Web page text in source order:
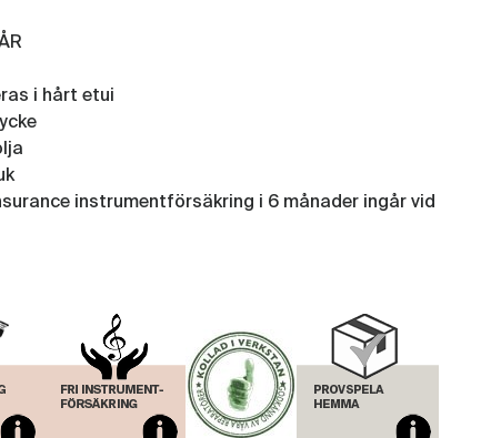
i hårt etui
instrumentförsäkring i 6 månader ingår vid